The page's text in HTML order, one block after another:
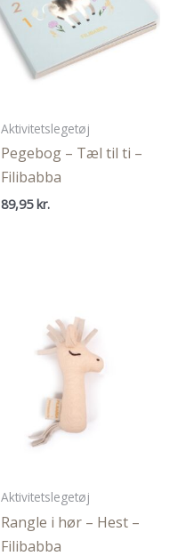
Aktivitetslegetøj
Pegebog – Tæl til ti –
Filibabba
89,95 kr.
Aktivitetslegetøj
Rangle i hør – Hest –
Filibabba